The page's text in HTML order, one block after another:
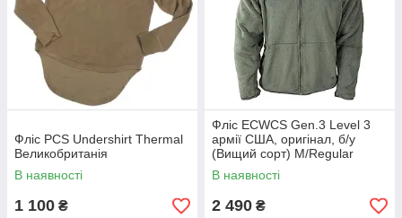
Фліс PCS Undershirt Thermal
Великобританія
В наявності
1 100 ₴
Фліс ECWCS Gen.3 Level 3
армії США, оригінал, б/у
(Вищий сорт) M/Regular
(52/4)
В наявності
2 490 ₴